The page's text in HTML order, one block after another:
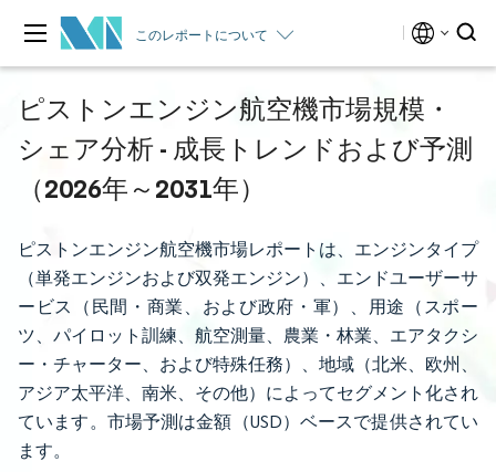
このレポートについて
ピストンエンジン航空機市場規模・
シェア分析 - 成長トレンドおよび予測
（2026年～2031年）
ピストンエンジン航空機市場レポートは、エンジンタイプ
（単発エンジンおよび双発エンジン）、エンドユーザーサ
ービス（民間・商業、および政府・軍）、用途（スポー
ツ、パイロット訓練、航空測量、農業・林業、エアタクシ
ー・チャーター、および特殊任務）、地域（北米、欧州、
アジア太平洋、南米、その他）によってセグメント化され
ています。市場予測は金額（USD）ベースで提供されてい
ます。